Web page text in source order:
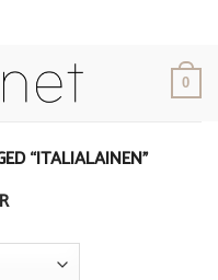
0
“ITALIALAINEN”